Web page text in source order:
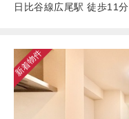
日比谷線広尾駅 徒歩11分
新着物件